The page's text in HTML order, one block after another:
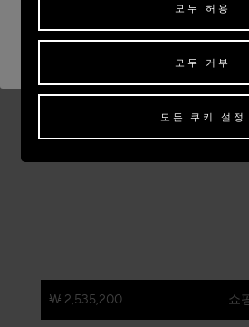
다른 국가로 배송을 원하신다면,배송지를
₩ 2,535,200 쇼
일부 또는 모든 쿠키에 대한 동의
의 "쿠키 및 자동으로 수집하는
하여 자세히 알아보십시오.
모든 쿠키의 사용에 동의하시려
릭하십시오.
"모두 거부"를 클릭하시면 기술
모두 허용
모두 거부
모든 쿠키 설정